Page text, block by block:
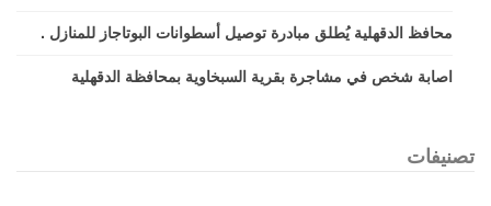
محافظ الدقهلية يُطلق مبادرة توصيل أسطوانات البوتاجاز للمنازل .
اصابة شخص في مشاجرة بقرية السبخاوية بمحافظة الدقهلية
تصنيفات